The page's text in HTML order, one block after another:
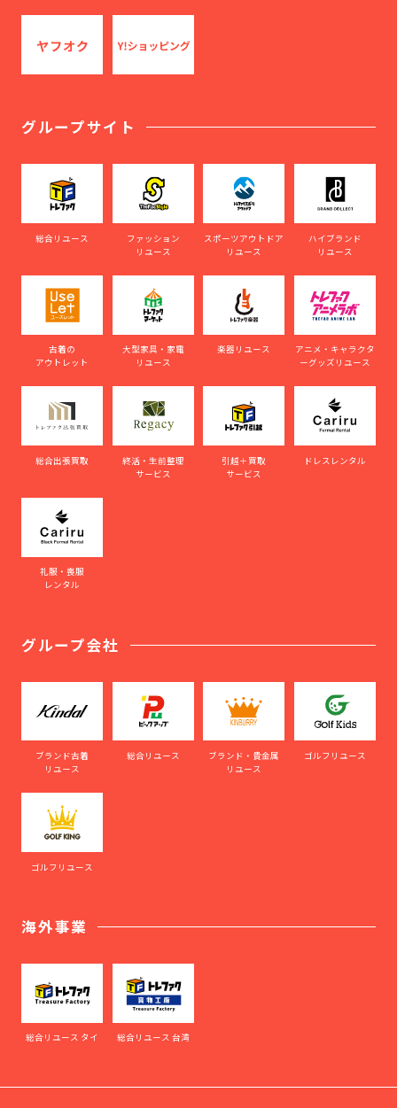
グループサイト
総合リユース
ファッション
リユース
スポーツアウトドア
リユース
ハイブランド
リユース
古着の
アウトレット
大型家具・家電
リユース
楽器リユース
アニメ・キャラクタ
ーグッズリユース
総合出張買取
終活・生前整理
サービス
引越＋買取
サービス
ドレスレンタル
礼服・喪服
レンタル
グループ会社
ブランド古着
リユース
総合リユース
ブランド・貴金属
リユース
ゴルフリユース
ゴルフリユース
海外事業
総合リユース タイ 総合リユース 台湾